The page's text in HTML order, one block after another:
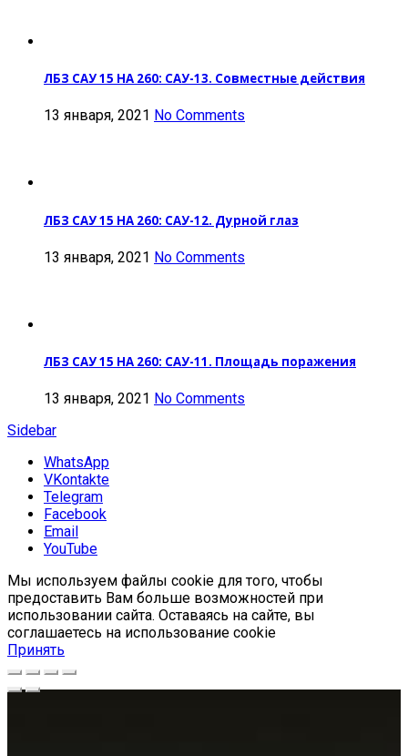
ЛБЗ САУ 15 НА 260: САУ-13. Совместные действия
13 января, 2021 No Comments
ЛБЗ САУ 15 НА 260: САУ-12. Дурной глаз
13 января, 2021 No Comments
ЛБЗ САУ 15 НА 260: САУ-11. Площадь поражения
13 января, 2021 No Comments
Sidebar
WhatsApp
VKontakte
Telegram
Facebook
Email
YouTube
Мы используем файлы cookie для того, чтобы
предоставить Вам больше возможностей при
использовании сайта. Оставаясь на сайте, вы
соглашаетесь на использование cookie
Принять